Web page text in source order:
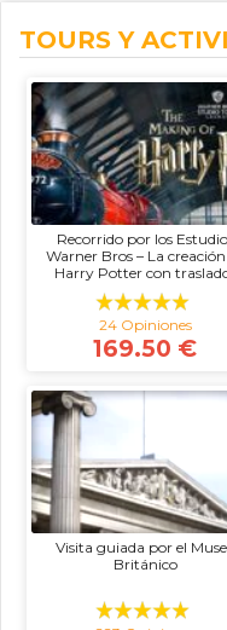
TOURS Y
Recorrido por los
Warner Bros – La creación
Harry Potter con
24 Opiniones
169.50 €
Visita guiada por el
Británico